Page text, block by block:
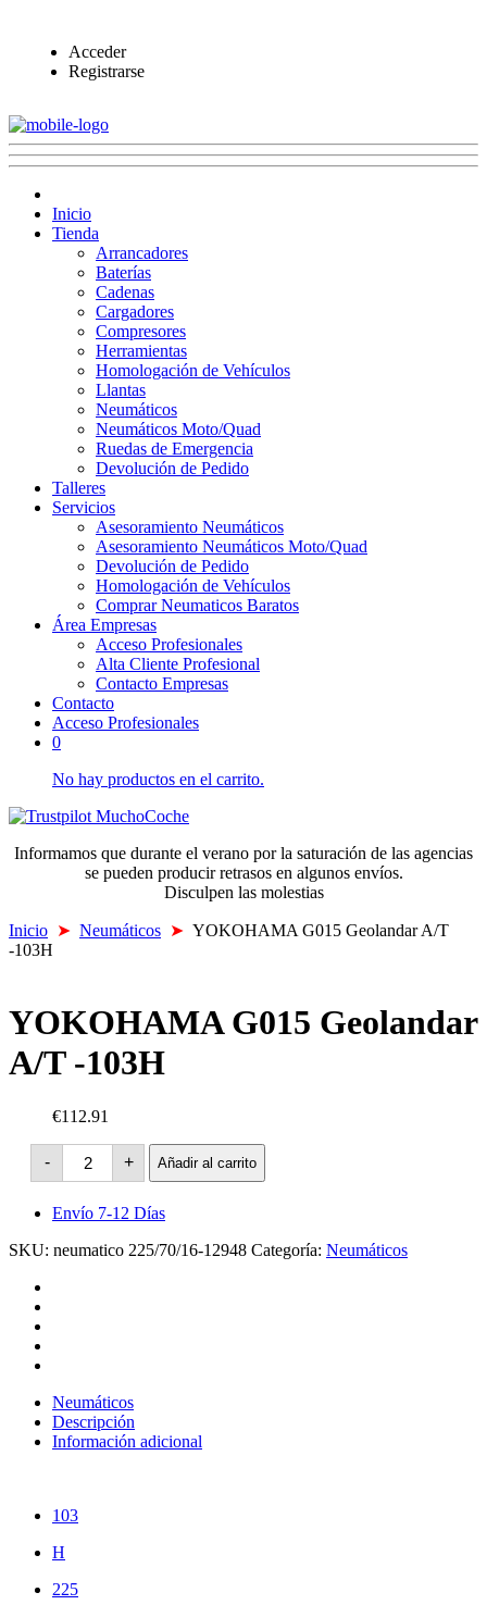
Acceder
Registrarse
Inicio
Tienda
Arrancadores
Baterías
Cadenas
Cargadores
Compresores
Herramientas
Homologación de Vehículos
Llantas
Neumáticos
Neumáticos Moto/Quad
Ruedas de Emergencia
Devolución de Pedido
Talleres
Servicios
Asesoramiento Neumáticos
Asesoramiento Neumáticos Moto/Quad
Devolución de Pedido
Homologación de Vehículos
Comprar Neumaticos Baratos
Área Empresas
Acceso Profesionales
Alta Cliente Profesional
Contacto Empresas
Contacto
Acceso Profesionales
0
No hay productos en el carrito.
Informamos que durante el verano por la saturación de las agencias
se pueden producir retrasos en algunos envíos.
Disculpen las molestias
Inicio ➤ Neumáticos ➤ YOKOHAMA G015 Geolandar A/T
-103H
YOKOHAMA G015 Geolandar
A/T -103H
€112.91
-
YOKOHAMA
G015
Geolandar
A/T
-103H
+ Añadir al carrito
Envío 7-12 Días
SKU: neumatico 225/70/16-12948 Categoría: Neumáticos
Neumáticos
Descripción
Información adicional
103
H
225